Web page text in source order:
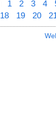
1 2 3 4
18 19 20